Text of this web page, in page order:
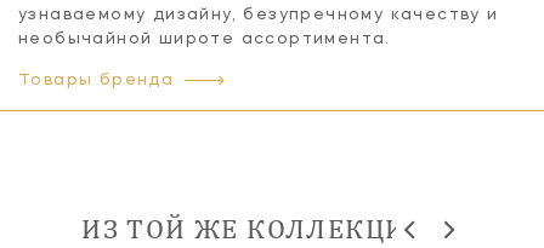
узнаваемому дизайну, безупречному качеству и
необычайной широте ассортимента.
Товары бренда
ИЗ ТОЙ ЖЕ КОЛЛЕКЦИИ